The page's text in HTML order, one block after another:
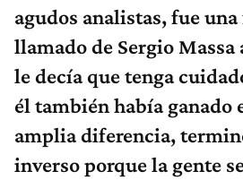
agudos analistas, fue
llamado de Sergio
le decía que tenga
él también había ganado
amplia diferencia,
inverso porque la gente